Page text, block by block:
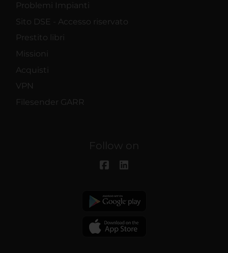
Problemi Impianti
Sito DSE - Accesso riservato
Prestito libri
Missioni
Acquisti
VPN
Filesender GARR
Follow on